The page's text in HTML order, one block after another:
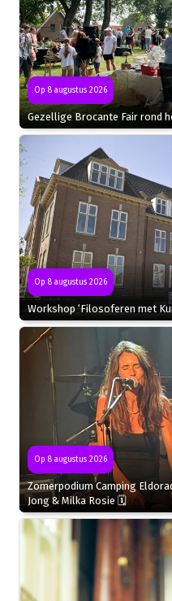
Op 8 augustus 2026
Gezellige Brocante Fair rond
Op 8 augustus 2026
Workshop ‘Filosoferen met
Op 8 augustus 2026
Zomerpodium Camping
Jong & Milka Rosie 🗓